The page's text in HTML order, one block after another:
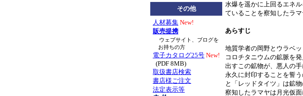
その他
人材募集 New!
販売提携
ウェブサイト、ブログを
お持ちの方
電子カタログ25号 New!
(PDF 8MB)
取扱書店検索
書店様ご注文
法定表示等
水爆を遥かに上回るエネ
ていることを察知したラ
あらすじ
地質学者の岡野とウラベ
コロチタニウムの鉱脈を
出すこの鉱物が、悪人の
永久に封印することを誓
と「レッドタイツ」は鉱
察知したラマヤは月光仮